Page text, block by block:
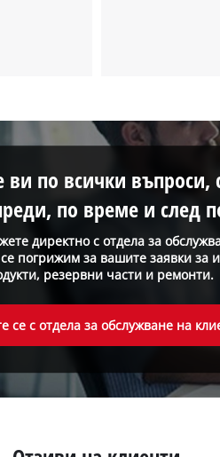
директно с отдела за
погрижим за вашите заявки за
резервни части и ремонти.
по всички въпроси,
по време и след
се с отдела за обслужване на